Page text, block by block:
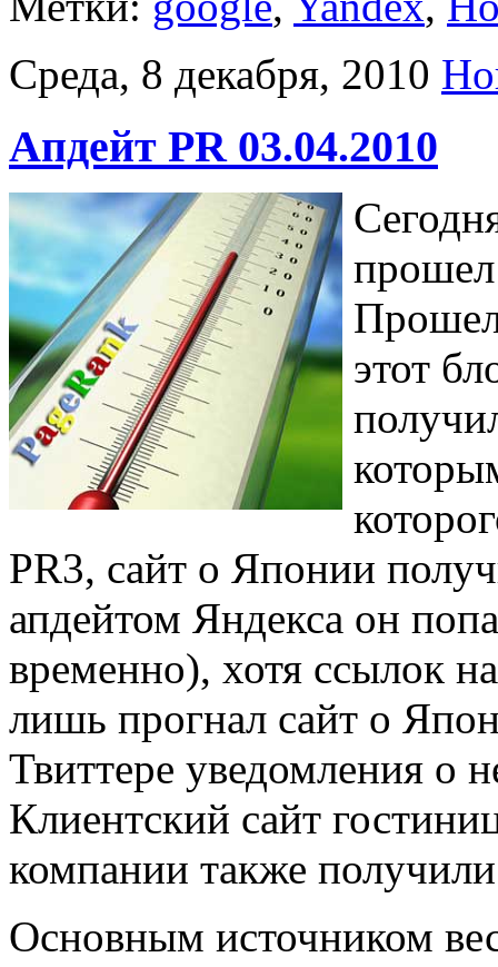
Среда, 8 декабря, 2010
Апдейт PR 03.04.2010
Прошел
этот
PR3, сайт о Японии
апдейтом Яндекса он
временно), хотя ссылок
лишь прогнал сайт о
Твиттере уведомления о
Клиентский сайт
компании также
Основным источником